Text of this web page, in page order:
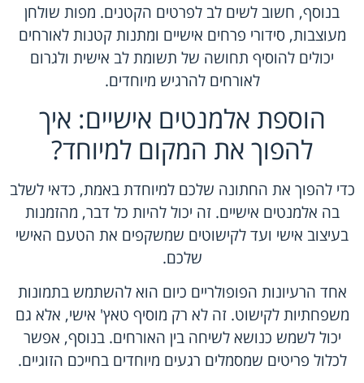
בנוסף, חשוב לשים לב לפרטים הקטנים. מפות שולחן
מעוצבות, סידורי פרחים אישיים ומתנות קטנות לאורחים
יכולים להוסיף תחושה של תשומת לב אישית ולגרום
לאורחים להרגיש מיוחדים.
הוספת אלמנטים אישיים: איך
להפוך את המקום למיוחד?
כדי להפוך את החתונה שלכם למיוחדת באמת, כדאי לשלב
בה אלמנטים אישיים. זה יכול להיות כל דבר, מהזמנות
בעיצוב אישי ועד לקישוטים שמשקפים את הטעם האישי
שלכם.
אחד הרעיונות הפופולריים כיום הוא להשתמש בתמונות
משפחתיות לקישוט. זה לא רק מוסיף טאץ' אישי, אלא גם
יכול לשמש כנושא לשיחה בין האורחים. בנוסף, אפשר
לכלול פריטים שמסמלים רגעים מיוחדים בחייכם הזוגיים.